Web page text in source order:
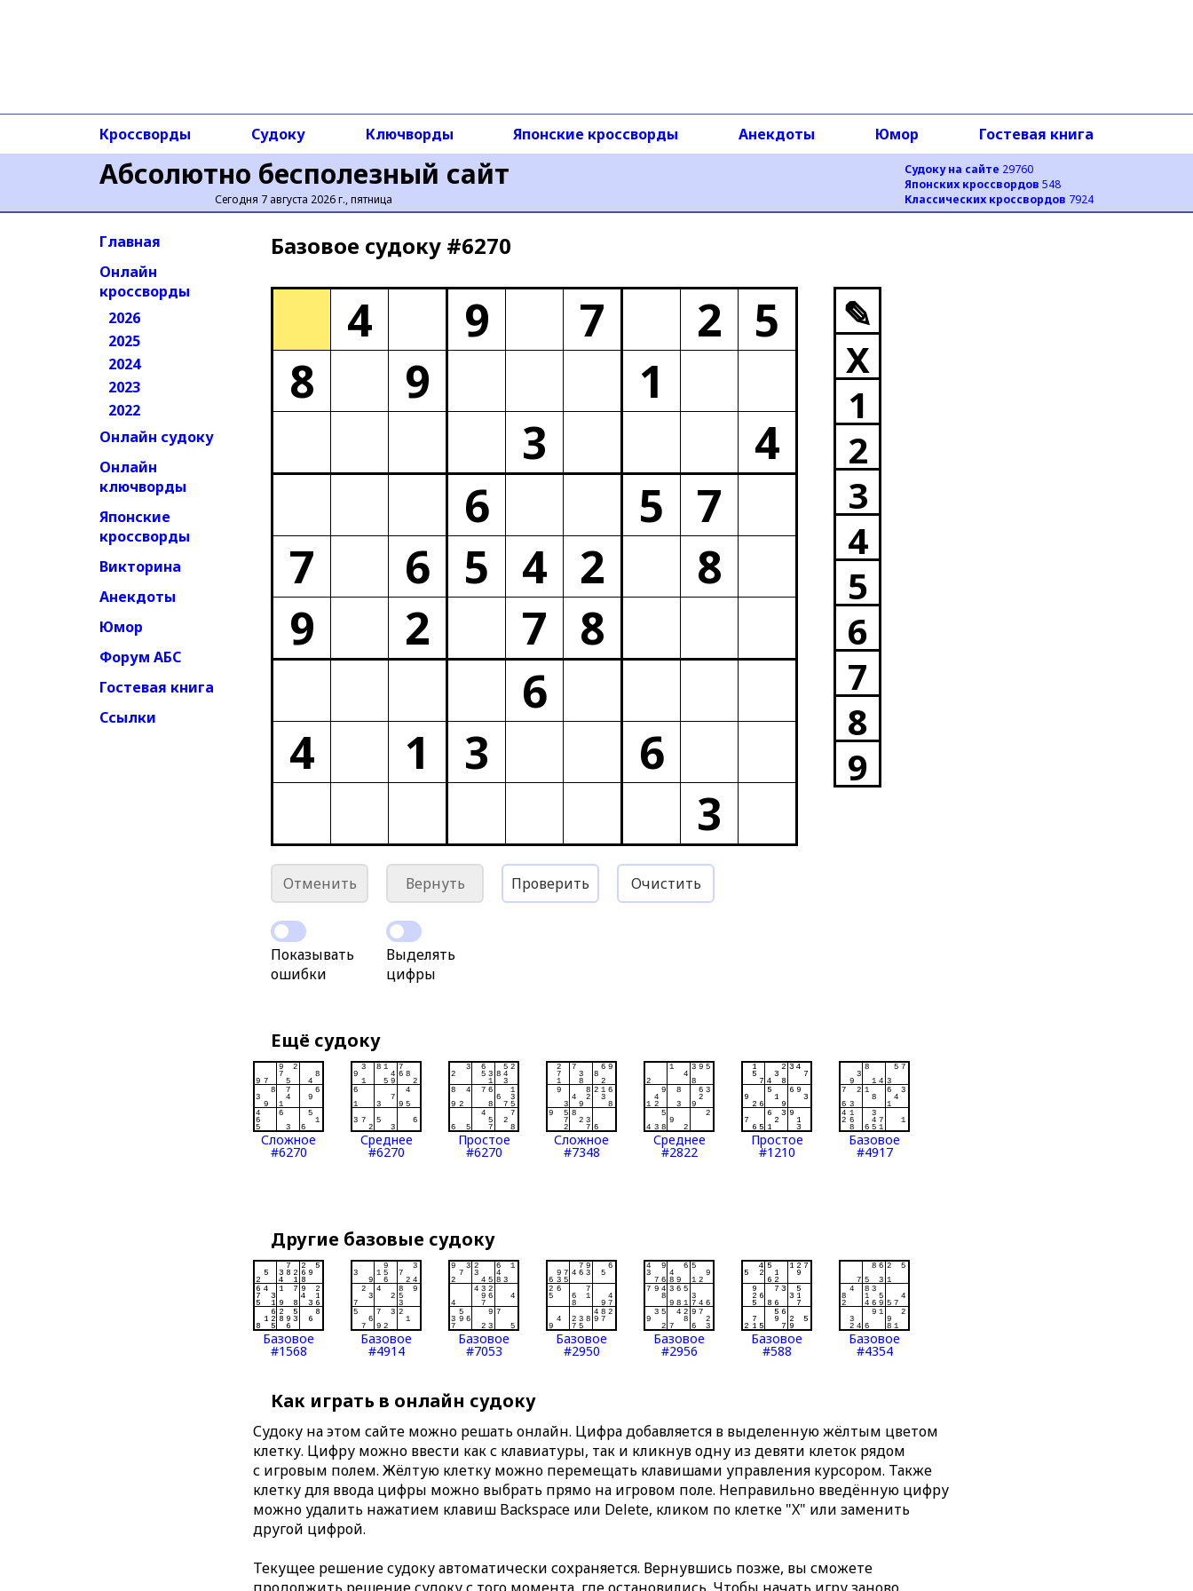
Абсолютно бесполезный сайт
Сегодня 7 августа 2026 г., пятница
Судоку на сайте 29760
Японских кроссвордов 548
Классических кроссвордов 7924
Кроссворды Судоку Ключворды Японские кроссворды Анекдоты Юмор Гостевая книга
Главная
Онлайн
кроссворды
2026
2025
2024
2023
2022
Онлайн судоку
Онлайн
ключворды
Японские
кроссворды
Викторина
Анекдоты
Юмор
Форум АБС
Гостевая книга
Ссылки
Базовое cудоку #6270
4 9 7 2 5
8
9
1
3
4
6
5 7
7
6 5 4 2
8
9
2 7 8
6
4
1 3
6
3
✎
X
1
2
3
4
5
6
7
8
9
Отменить Вернуть Проверить Очистить
Показывать
ошибки
Выделять
цифры
Ещё судоку
Сложное
#6270
Среднее
#6270
Простое
#6270
Сложное
#7348
Среднее
#2822
Простое
#1210
Базовое
#4917
Другие базовые судоку
Базовое
#1568
Базовое
#4914
Базовое
#7053
Базовое
#2950
Базовое
#2956
Базовое
#588
Базовое
#4354
Как играть в онлайн судоку
Судоку на этом сайте можно решать онлайн. Цифра добавляется в выделенную жёлтым цветом
клетку. Цифру можно ввести как с клавиатуры, так и кликнув одну из девяти клеток рядом
с игровым полем. Жёлтую клетку можно перемещать клавишами управления курсором. Также
клетку для ввода цифры можно выбрать прямо на игровом поле. Неправильно введённую цифру
можно удалить нажатием клавиш Backspace или Delete, кликом по клетке "X" или заменить
другой цифрой.
Текущее решение судоку автоматически сохраняется. Вернувшись позже, вы сможете